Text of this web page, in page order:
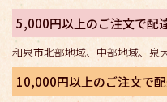
5,000円以上のご注文で配
和泉市北部地域、中部地域、泉
10,000円以上のご注文で